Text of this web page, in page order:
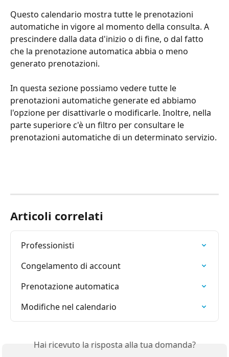
Questo calendario mostra tutte le prenotazioni
automatiche in vigore al momento della consulta. A
prescindere dalla data d'inizio o di fine, o dal fatto
che la prenotazione automatica abbia o meno
generato prenotazioni.
In questa sezione possiamo vedere tutte le
prenotazioni automatiche generate ed abbiamo
l'opzione per disattivarle o modificarle. Inoltre, nella
parte superiore c'è un filtro per consultare le
prenotazioni automatiche di un determinato servizio.
Articoli correlati
Professionisti
Congelamento di account
Prenotazione automatica
Modifiche nel calendario
Hai ricevuto la risposta alla tua domanda?